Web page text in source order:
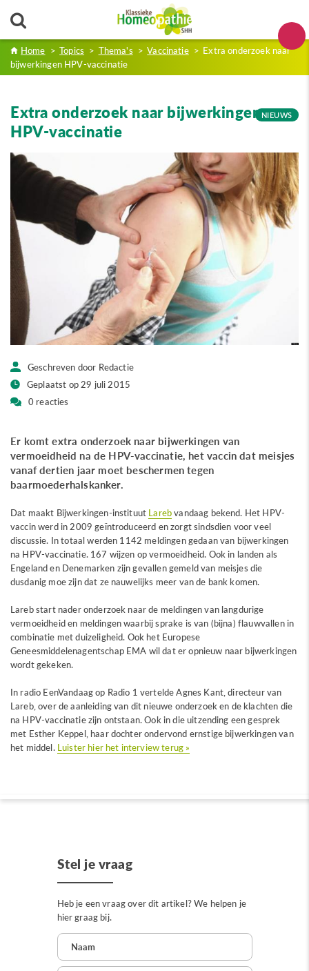
Home > Topics > Thema's > Vaccinatie > Extra onderzoek naar
bijwerkingen HPV-vaccinatie
Extra onderzoek naar bijwerkingen
HPV-vaccinatie
NIEUWS
Geschreven door Redactie
Geplaatst op 29 juli 2015
0 reacties
Er komt extra onderzoek naar bijwerkingen van
vermoeidheid na de HPV-vaccinatie, het vaccin dat meisjes
vanaf dertien jaar moet beschermen tegen
baarmoederhalskanker.
Dat maakt Bijwerkingen-instituut Larebvandaag bekend. Het HPV-
vaccin werd in 2009 geïntroduceerd en zorgt sindsdien voor veel
discussie. In totaal werden 1142 meldingen gedaan van bijwerkingen
na HPV-vaccinatie. 167 wijzen op vermoeidheid. Ook in landen als
Engeland en Denemarken zijn gevallen gemeld van meisjes die
dusdanig moe zijn dat ze nauwelijks meer van de bank komen.
Lareb start nader onderzoek naar de meldingen van langdurige
vermoeidheid en meldingen waarbij sprake is van (bijna) flauwvallen in
combinatie met duizeligheid. Ook het Europese
Geneesmiddelenagentschap EMA wil dat er opnieuw naar bijwerkingen
wordt gekeken.
In radio EenVandaag op Radio 1 vertelde Agnes Kant, directeur van
Lareb, over de aanleiding van dit nieuwe onderzoek en de klachten die
na HPV-vaccinatie zijn ontstaan. Ook in die uitzending een gesprek
met Esther Keppel, haar dochter ondervond ernstige bijwerkingen van
het middel. Luister hier het interview terug »
Stel je vraag
Heb je een vraag over dit artikel? We helpen je
hier graag bij.